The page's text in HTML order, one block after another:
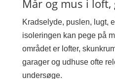
Mår og mus i loft,
Kradselyde, puslen, lugt,
isoleringen kan pege på
området er lofter,
garager og udhuse ofte
undersøge.